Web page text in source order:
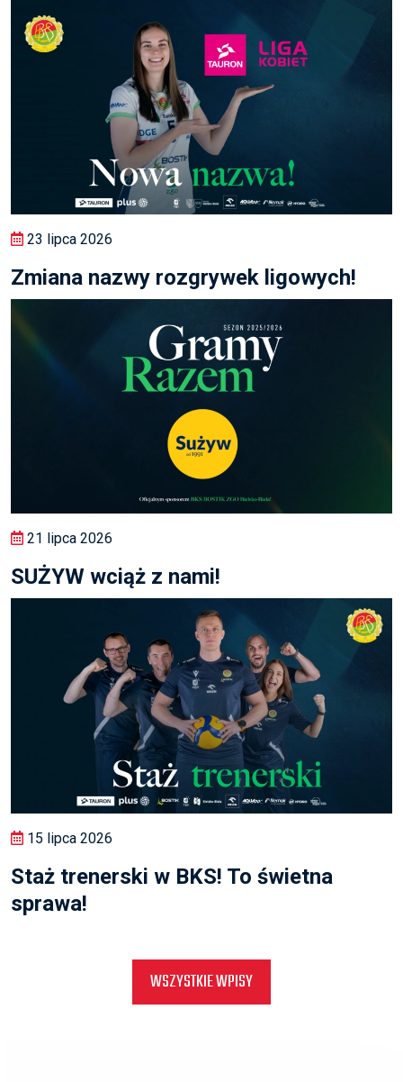
23 lipca 2026
Zmiana nazwy rozgrywek ligowych!
21 lipca 2026
SUŻYW wciąż z nami!
15 lipca 2026
Staż trenerski w BKS! To świetna
sprawa!
WSZYSTKIE WPISY